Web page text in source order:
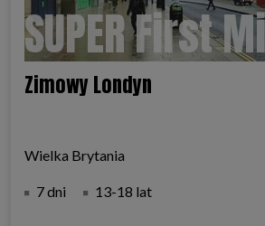
SUPER First
Zimowy Londyn
Wielka Brytania
7 dni 13-18 lat